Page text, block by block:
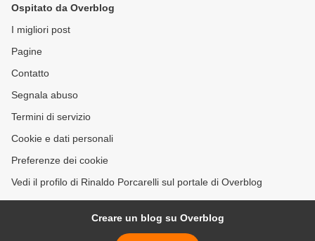
Ospitato da Overblog
I migliori post
Pagine
Contatto
Segnala abuso
Termini di servizio
Cookie e dati personali
Preferenze dei cookie
Vedi il profilo di Rinaldo Porcarelli sul portale di Overblog
Creare un blog su Overblog